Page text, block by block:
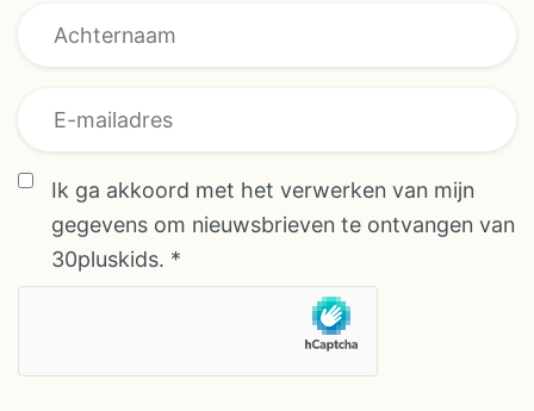
* Achternaam
Achternaam
Ik ga akkoord met het verwerken van mijn
gegevens om nieuwsbrieven te ontvangen van
30pluskids. *